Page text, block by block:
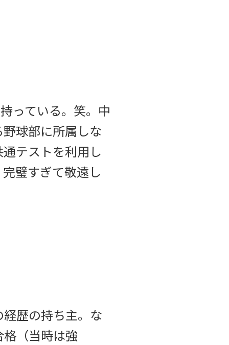
っている。笑。中
球部に所属しな
テストを利用し
璧すぎて敬遠し
歴の持ち主。な
（当時は強